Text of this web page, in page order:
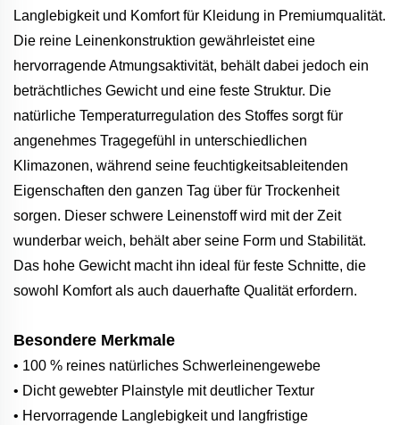
Langlebigkeit und Komfort für Kleidung in Premiumqualität.
Die reine Leinenkonstruktion gewährleistet eine
hervorragende Atmungsaktivität, behält dabei jedoch ein
beträchtliches Gewicht und eine feste Struktur. Die
natürliche Temperaturregulation des Stoffes sorgt für
angenehmes Tragegefühl in unterschiedlichen
Klimazonen, während seine feuchtigkeitsableitenden
Eigenschaften den ganzen Tag über für Trockenheit
sorgen. Dieser schwere Leinenstoff wird mit der Zeit
wunderbar weich, behält aber seine Form und Stabilität.
Das hohe Gewicht macht ihn ideal für feste Schnitte, die
sowohl Komfort als auch dauerhafte Qualität erfordern.
Besondere Merkmale
• 100 % reines natürliches Schwerleinengewebe
• Dicht gewebter Plainstyle mit deutlicher Textur
• Hervorragende Langlebigkeit und langfristige